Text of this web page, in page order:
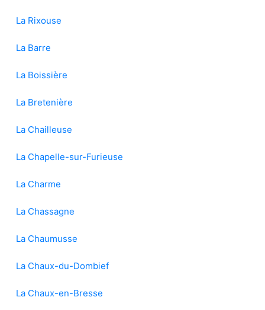
La Rixouse
La Barre
La Boissière
La Bretenière
La Chailleuse
La Chapelle-sur-Furieuse
La Charme
La Chassagne
La Chaumusse
La Chaux-du-Dombief
La Chaux-en-Bresse